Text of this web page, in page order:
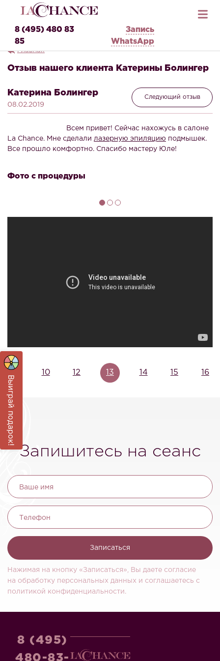
8 (495) 480 83
85
Запись
WhatsApp
Главная
Отзыв нашего клиента Катерины Болингер
Катерина Болингер
08.02.2019
Следующий отзыв
Всем привет! Сейчас нахожусь в салоне
La Chance. Мне сделали лазерную эпиляцию подмышек.
Все прошло комфортно. Спасибо мастеру Юле!
Фото с процедуры
10 12 13 14 15 16
Запишитесь на сеанс
Ваше имя
Телефон
Записаться
Нажимая на кнопку «Записаться», Вы даете согласие
на обработку персональных данных и соглашаетесь c
политикой конфиденциальности.
8 (495)
480-83-
Выиграй подарок!